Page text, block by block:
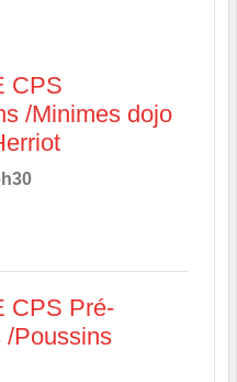
CPS
/Minimes dojo
CPS Pré-
/Poussins